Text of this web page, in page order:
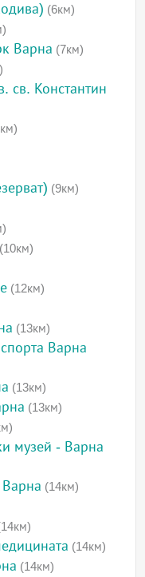
(6км)
Варна (7км)
св. Константин
(9км)
(10км)
(12км)
(13км)
Варна
(13км)
(13км)
музей - Варна
(14км)
(14км)
(14км)